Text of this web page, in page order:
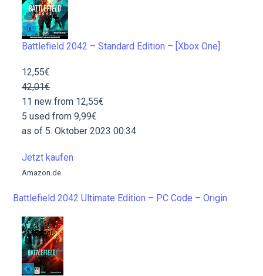
Battlefield 2042 – Standard Edition – [Xbox One]
12,55€
42,01€
11 new from 12,55€
5 used from 9,99€
as of 5. Oktober 2023 00:34
Jetzt kaufen
Amazon.de
Battlefield 2042 Ultimate Edition – PC Code – Origin